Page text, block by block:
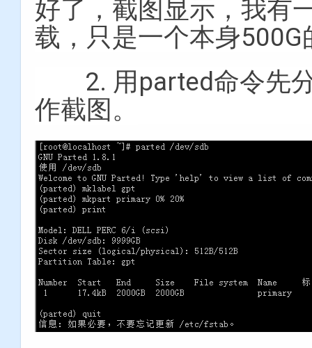
好了，截图显示，我有
载，只是一个本身500G
2. 用parted命令先分
作截图。